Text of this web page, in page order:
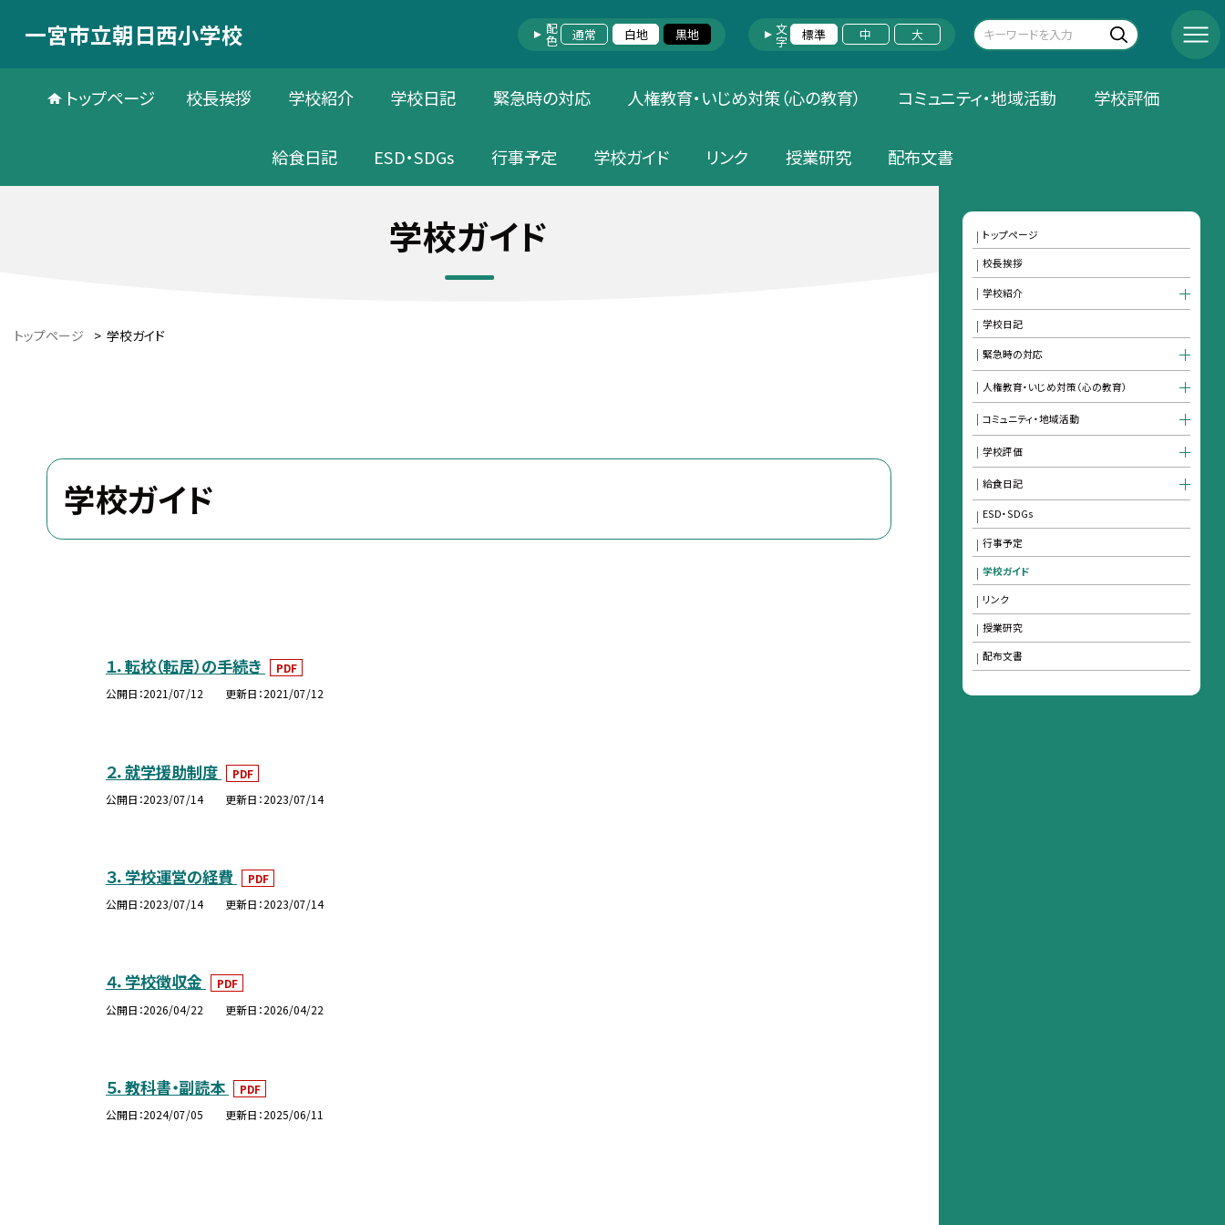
一宮市立朝日西小学校 配色 通常 白地 黒地 文字 標準 中 大
トップページ 校長挨拶 学校紹介 学校日記 緊急時の対応 人権教育・いじめ対策（心の教育） コミュニティ・地域活動 学校評価
給食日記 ESD・SDGs 行事予定 学校ガイド リンク 授業研究 配布文書
学校ガイド
トップページ > 学校ガイド
学校ガイド
１．転校（転居）の手続き
PDF
公開日 2021/07/12 更新日 2021/07/12
２．就学援助制度
PDF
公開日 2023/07/14 更新日 2023/07/14
３．学校運営の経費
PDF
公開日 2023/07/14 更新日 2023/07/14
４．学校徴収金
PDF
公開日 2026/04/22 更新日 2026/04/22
５．教科書・副読本
PDF
公開日 2024/07/05 更新日 2025/06/11
トップページ
校長挨拶
学校紹介
学校日記
緊急時の対応
人権教育・いじめ対策（心の教育）
コミュニティ・地域活動
学校評価
給食日記
ESD・SDGs
行事予定
学校ガイド
リンク
授業研究
配布文書